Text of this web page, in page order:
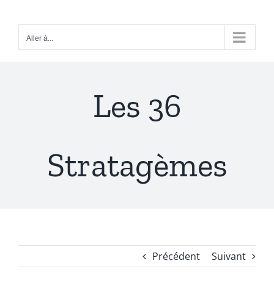
contenuAller à...
Les 36
Stratagèmes
Précédent Suivant